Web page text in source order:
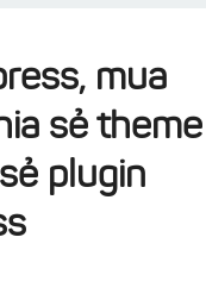
mua
sẻ theme
plugin